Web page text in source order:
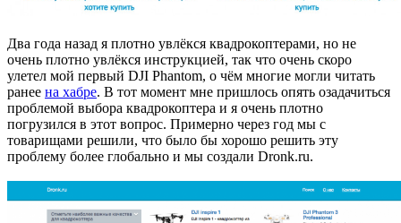
Два года назад я плотно увлёкся квадрокоптерами, но не
очень плотно увлёкся инструкцией, так что очень скоро
улетел мой первый DJI Phantom, о чём многие могли читать
ранее на хабре. В тот момент мне пришлось опять озадачиться
проблемой выбора квадрокоптера и я очень плотно
погрузился в этот вопрос. Примерно через год мы с
товарищами решили, что было бы хорошо решить эту
проблему более глобально и мы создали Dronk.ru.